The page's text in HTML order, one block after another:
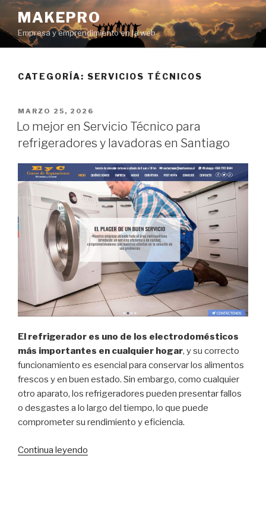
contenido
MAKEPRO
Empresa y emprendimiento en la web
CATEGORÍA: SERVICIOS TÉCNICOS
POSTED
ON
MARZO 25, 2026
Lo mejor en Servicio Técnico para
refrigeradores y lavadoras en Santiago
El refrigerador es uno de los electrodomésticos
más importantes en cualquier hogar, y su correcto
funcionamiento es esencial para conservar los alimentos
frescos y en buen estado. Sin embargo, como cualquier
otro aparato, los refrigeradores pueden presentar fallos
o desgastes a lo largo del tiempo, lo que puede
comprometer su rendimiento y eficiencia.
Continua leyendo